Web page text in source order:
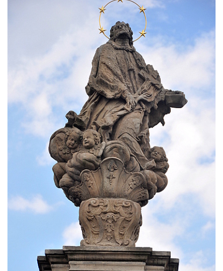
Socha sv. Pavla u kostela Nanebevzetí
Socha sv. Norberta u kostela Nanebevzetí
Socha Panny Marie u kostela Nanebevzetí
Panny Marie v Žatci
Socha sv. Judy Tadeáše u kostela
Nanebevzetí Panny Marie v Žatci
Socha svatého Františka z Assisi u kostela
Nanebevzetí Panny Marie v Žatci
Sloupová Boží muka s reliéfy ve Skalici u
České Lípy
Sloup s kaplicí (boží muka) v Rooseveltově
ulici v Českém Krumlově
Sloup s kaplicí (boží muka) v Horní ulici v
Českém Krumlově
Sloup Panny Marie v Mostě
Sloup se sochou Anny Samotřetí v Mostě
Sloup Panny Marie v Černovicích u